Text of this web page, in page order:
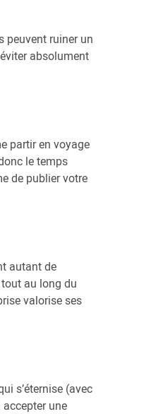
peuvent ruiner un
absolument
partir en voyage
le temps
de publier votre
autant de
au long du
valorise ses
s’éternise (avec
une